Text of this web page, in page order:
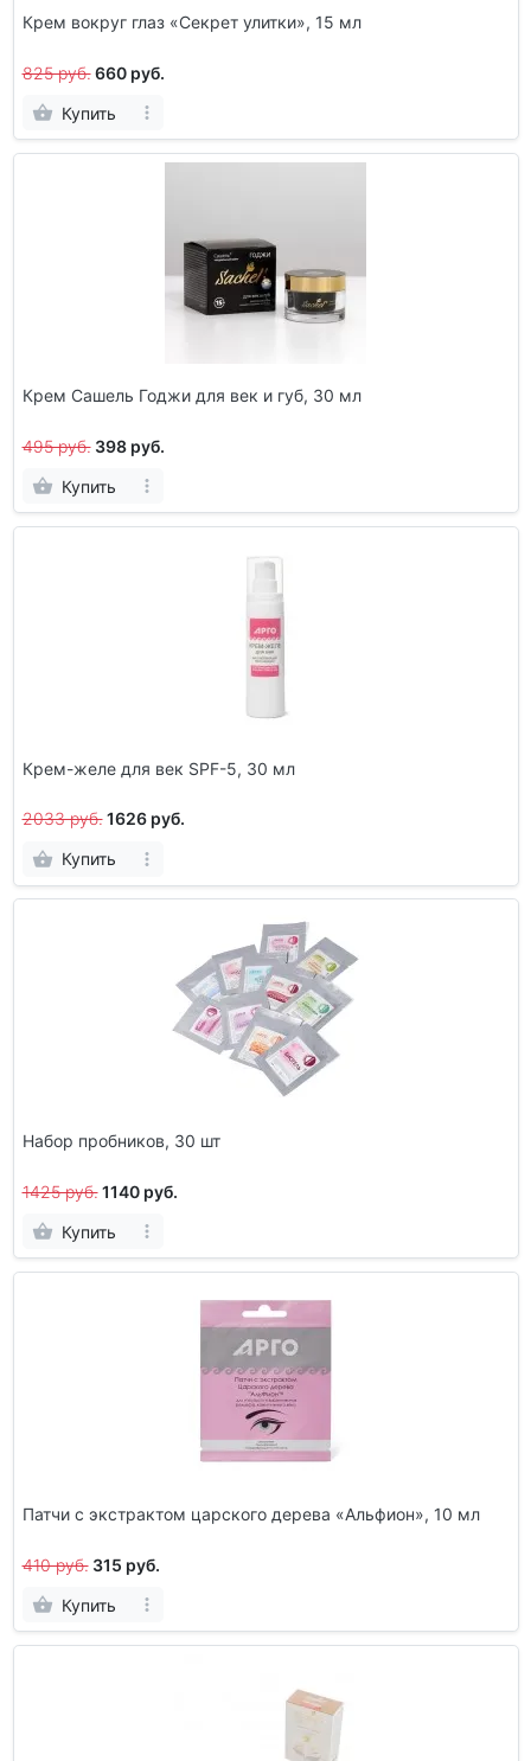
Крем вокруг глаз «Секрет улитки», 15 мл
825 руб. 660 руб.
Купить
Крем Сашель Годжи для век и губ, 30 мл
495 руб. 398 руб.
Купить
Крем-желе для век SPF-5, 30 мл
2033 руб. 1626 руб.
Купить
Набор пробников, 30 шт
1425 руб. 1140 руб.
Купить
Патчи с экстрактом царского дерева «Альфион», 10 мл
410 руб. 315 руб.
Купить